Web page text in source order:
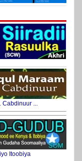
Cabdinuur ...
Itoobiya